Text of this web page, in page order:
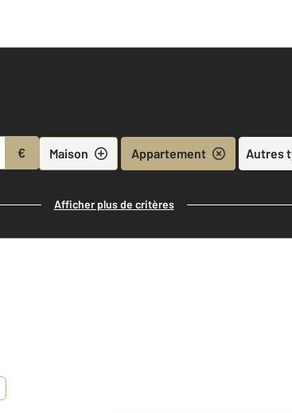
€ Maison Appartement Autres
Afficher plus de critères